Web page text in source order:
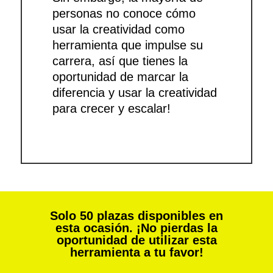
personas no conoce cómo
usar la creatividad como
herramienta que impulse su
carrera, así que tienes la
oportunidad de marcar la
diferencia y usar la creatividad
para crecer y escalar!
Solo 50 plazas disponibles en
esta ocasión. ¡No pierdas la
oportunidad de utilizar esta
herramienta a tu favor!